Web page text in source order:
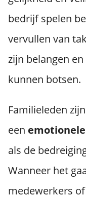
bedrijf spelen
vervullen van
zijn belangen
kunnen botsen.
Familieleden
een
als de
Wanneer het
medewerkers